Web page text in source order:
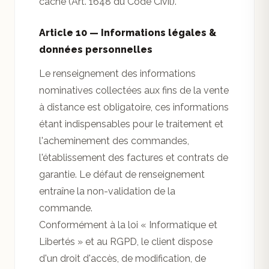
Article 10 — Informations légales &
données personnelles
Le renseignement des informations
nominatives collectées aux fins de la vente
à distance est obligatoire, ces informations
étant indispensables pour le traitement et
l'acheminement des commandes,
l'établissement des factures et contrats de
garantie. Le défaut de renseignement
entraîne la non-validation de la
commande.
Conformément à la loi « Informatique et
Libertés » et au RGPD, le client dispose
d'un droit d'accès, de modification, de